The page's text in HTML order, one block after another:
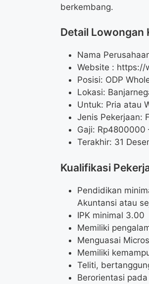
berkembang.
Detail Lowongan
Nama
Website : https://
Posisi: ODP
Lokasi:
Untuk: Pria atau
Jenis Pekerjaan:
Gaji: Rp4800000
Terakhir: 31
Kualifikasi
Pendidikan
Akuntansi atau
IPK minimal 3.00
Memiliki
Menguasai
Memiliki
Teliti,
Berorientasi